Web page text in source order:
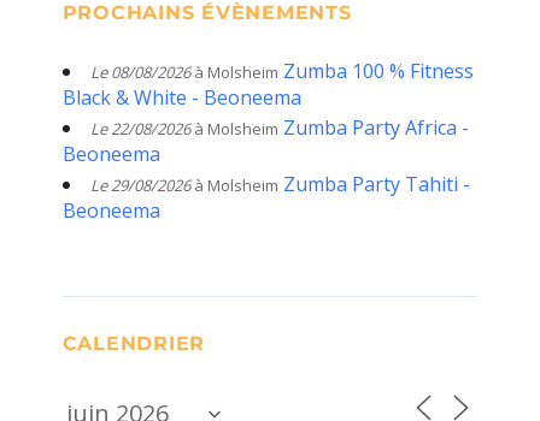
PROCHAINS ÉVÈNEMENTS
Le 08/08/2026à Molsheim Zumba 100 % Fitness
Black & White - Beoneema
Le 22/08/2026à Molsheim Zumba Party Africa -
Beoneema
Le 29/08/2026à Molsheim Zumba Party Tahiti -
Beoneema
CALENDRIER